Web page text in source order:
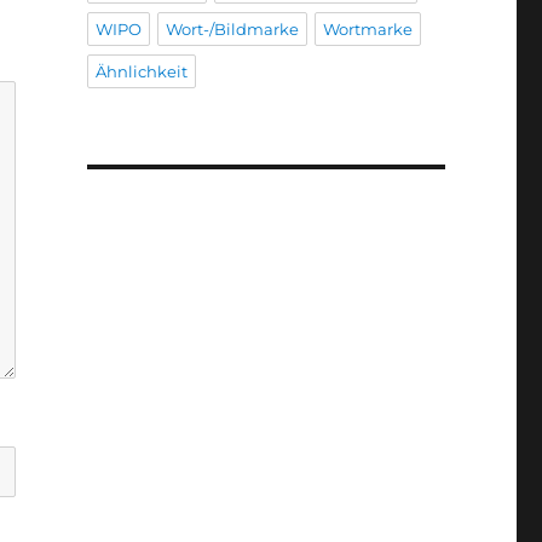
WIPO Wort-/Bildmarke Wortmarke
Ähnlichkeit